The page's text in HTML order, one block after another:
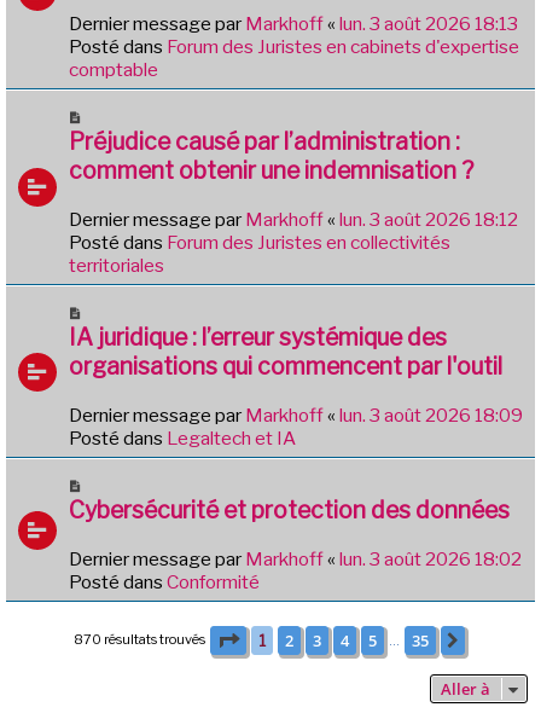
g
e
a
u
m
s
a
e
Dernier message par Markhoff« lun. 3 août 2026 18:13
Posté dans Forum des Juristes en cabinets d'expertise
comptable
o
u
v
a
u
m
s
a
e
Préjudice causé par l’administration :
comment obtenir une indemnisation ?
Dernier message par Markhoff« lun. 3 août 2026 18:12
Posté dans Forum des Juristes en collectivités
territoriales
o
u
v
a
u
s
a
g
e
IA juridique : l’erreur systémique des
organisations qui commencent par l'outil
Dernier message par Markhoff« lun. 3 août 2026 18:09
Posté dans Legaltech et IA
o
u
v
e
a
m
Cybersécurité et protection des données
Dernier message par Markhoff« lun. 3 août 2026 18:02
Posté dans Conformité
870 résultats trouvés Page 1sur35
1 2 3 4 5 35
Aller à